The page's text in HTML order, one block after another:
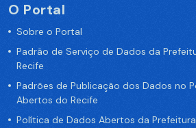
O Portal
Sobre o Portal
Padrão de Serviço de Dados da
Recife
Padrões de Publicação dos Dados no
Abertos do Recife
Política de Dados Abertos da